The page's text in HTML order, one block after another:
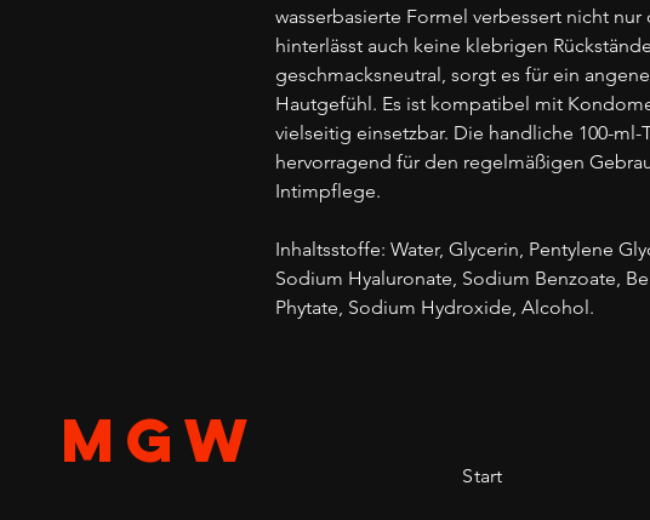
wasserbasierte Formel verbessert nicht
hinterlässt auch keine klebrigen
geschmacksneutral, sorgt es für ein
Hautgefühl. Es ist kompatibel mit
vielseitig einsetzbar. Die handliche 100-ml-
hervorragend für den regelmäßigen
Intimpflege.
Inhaltsstoffe: Water, Glycerin, Pentylene
Sodium Hyaluronate, Sodium Benzoate,
Phytate, Sodium Hydroxide, Alcohol.
MGW Start